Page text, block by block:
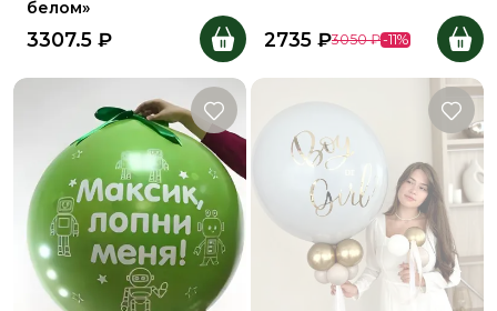
белом»
3307.5 ₽ 2735 ₽3050 ₽-11%